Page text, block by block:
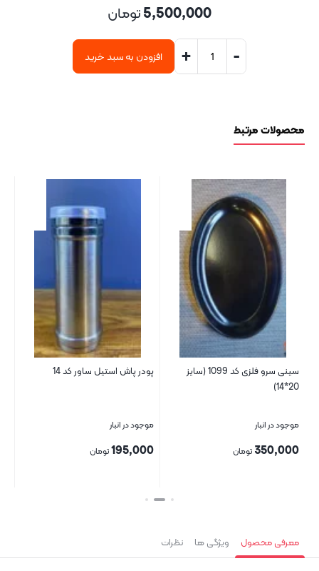
5,500,000تومان
-
+ افزودن به سبد خرید
محصولات مرتبط
سینی سرو فلزی کد 1099 (سایز
20*14)
موجود در انبار
350,000 تومان
پودر پاش استیل ساور کد 14
موجود در انبار
195,000تومان
بستن
معرفی محصول ویژگی ها نظرات